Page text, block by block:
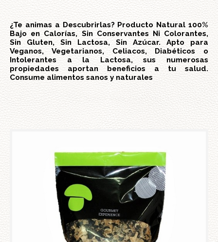
¿Te animas a Descubrirlas? Producto Natural 100%
Bajo en Calorías, Sin Conservantes Ni Colorantes,
Sin Gluten, Sin Lactosa, Sin Azúcar. Apto para
Veganos, Vegetarianos, Celiacos, Diabéticos o
Intolerantes a la Lactosa, sus numerosas
propiedades aportan beneficios a tu salud.
Consume alimentos sanos y naturales